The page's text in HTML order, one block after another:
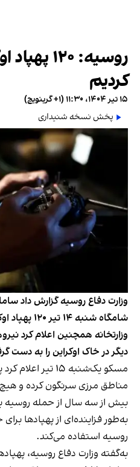
روسیه:
کردیم
۱۵ تیر ۱۴۰۴، ۱۱:۳۰ (‎+۱ گرینویچ)
پخش نسخه شنیداری
وزارت دفاع روسیه گزارش داد
شامگاه شنبه
وزارتخانه همچنین اعلام کرد
دیگر در خاک اوکراین را به دست
مسکو یک‌شنبه ۱۵
مناطق مرزی سرنگون کرده‌ و
بیش از سه سال از حمله روسیه
به‌طور فزاینده‌ای از پهپادها
روسیه استفاده می‌کند.
به‌گفته وزارت دفاع روسیه،